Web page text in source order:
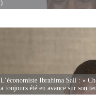
)
L’économiste Ibrahima Sall : «
a toujours été en avance sur son